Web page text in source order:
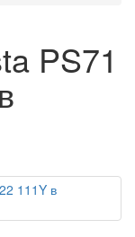
PS71